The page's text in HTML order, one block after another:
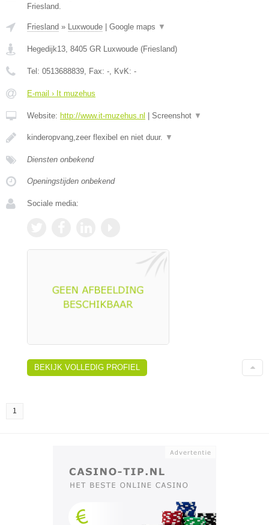
Friesland.
Friesland » Luxwoude Google maps ▼
Hegedijk13, 8405 GR Luxwoude (Friesland)
Tel: 0513688839, Fax: -, KvK: -
E-mail › It muzehus
Website: http://www.it-muzehus.nl Screenshot ▼
kinderopvang,zeer flexibel en niet duur. ▼
Diensten onbekend
Openingstijden onbekend
Sociale media:
BEKIJK VOLLEDIG PROFIEL
1